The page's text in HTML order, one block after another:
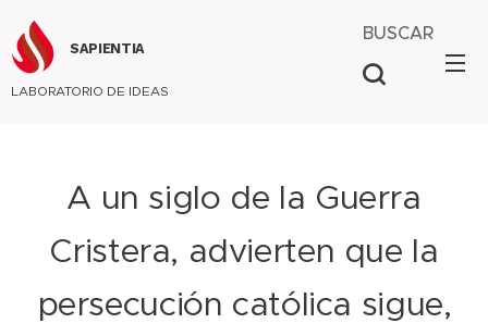
SAPIENTIA
LABORATORIO DE IDEAS
BUSCAR
A un siglo de la Guerra
Cristera, advierten que la
persecución católica sigue,